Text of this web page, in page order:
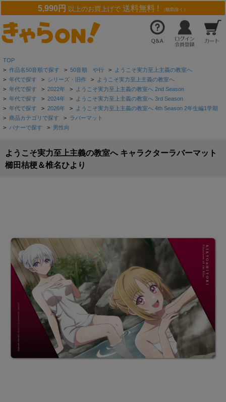
5,990円 以上のお買上げで 送料無料 ! （離島除く）
TOP
> 作品名50音順で探す > 50音順 や行 > ようこそ実力至上主義の教室へ
> 年代で探す > シリーズ・旧作 > ようこそ実力至上主義の教室へ
> 年代で探す > 2022年 > ようこそ実力至上主義の教室へ 2nd Season
> 年代で探す > 2024年 > ようこそ実力至上主義の教室へ 3rd Season
> 年代で探す > 2026年 > ようこそ実力至上主義の教室へ 4th Season 2年生編1学期
> 商品カテゴリで探す > ラバーマット
> バナーで探す > 男性向
ようこそ実力至上主義の教室へ キャラクターラバーマット
櫛󠄁田桔梗＆椎名ひより